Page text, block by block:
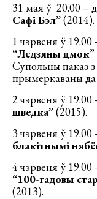
31 мая ў 20.00 –
Сафі Бэл”(2014).
1 чэрвеня ў
“Ледзяны цмок
Супольны паказ
прымеркаваны да
2 чэрвеня ў
шведка”(2015).
3 чэрвеня ў
блакітнымі
4 чэрвеня ў
“100-гадовы
(2013).